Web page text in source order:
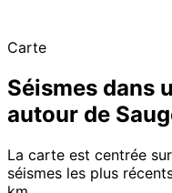
Carte
Séismes dans
autour de
La carte est centrée
séismes les plus